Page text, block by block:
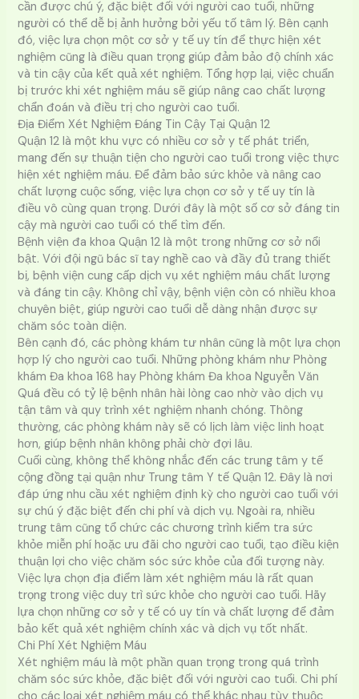
cần được chú ý, đặc biệt đối với người cao tuổi, những
người có thể dễ bị ảnh hưởng bởi yếu tố tâm lý. Bên cạnh
đó, việc lựa chọn một cơ sở y tế uy tín để thực hiện xét
nghiệm cũng là điều quan trọng giúp đảm bảo độ chính xác
và tin cậy của kết quả xét nghiệm. Tổng hợp lại, việc chuẩn
bị trước khi xét nghiệm máu sẽ giúp nâng cao chất lượng
chẩn đoán và điều trị cho người cao tuổi.
Địa Điểm Xét Nghiệm Đáng Tin Cậy Tại Quận 12
Quận 12 là một khu vực có nhiều cơ sở y tế phát triển,
mang đến sự thuận tiện cho người cao tuổi trong việc thực
hiện xét nghiệm máu. Để đảm bảo sức khỏe và nâng cao
chất lượng cuộc sống, việc lựa chọn cơ sở y tế uy tín là
điều vô cùng quan trọng. Dưới đây là một số cơ sở đáng tin
cậy mà người cao tuổi có thể tìm đến.
Bệnh viện đa khoa Quận 12 là một trong những cơ sở nổi
bật. Với đội ngũ bác sĩ tay nghề cao và đầy đủ trang thiết
bị, bệnh viện cung cấp dịch vụ xét nghiệm máu chất lượng
và đáng tin cậy. Không chỉ vậy, bệnh viện còn có nhiều khoa
chuyên biệt, giúp người cao tuổi dễ dàng nhận được sự
chăm sóc toàn diện.
Bên cạnh đó, các phòng khám tư nhân cũng là một lựa chọn
hợp lý cho người cao tuổi. Những phòng khám như Phòng
khám Đa khoa 168 hay Phòng khám Đa khoa Nguyễn Văn
Quá đều có tỷ lệ bệnh nhân hài lòng cao nhờ vào dịch vụ
tận tâm và quy trình xét nghiệm nhanh chóng. Thông
thường, các phòng khám này sẽ có lịch làm việc linh hoạt
hơn, giúp bệnh nhân không phải chờ đợi lâu.
Cuối cùng, không thể không nhắc đến các trung tâm y tế
cộng đồng tại quận như Trung tâm Y tế Quận 12. Đây là nơi
đáp ứng nhu cầu xét nghiệm định kỳ cho người cao tuổi với
sự chú ý đặc biệt đến chi phí và dịch vụ. Ngoài ra, nhiều
trung tâm cũng tổ chức các chương trình kiểm tra sức
khỏe miễn phí hoặc ưu đãi cho người cao tuổi, tạo điều kiện
thuận lợi cho việc chăm sóc sức khỏe của đối tượng này.
Việc lựa chọn địa điểm làm xét nghiệm máu là rất quan
trọng trong việc duy trì sức khỏe cho người cao tuổi. Hãy
lựa chọn những cơ sở y tế có uy tín và chất lượng để đảm
bảo kết quả xét nghiệm chính xác và dịch vụ tốt nhất.
Chi Phí Xét Nghiệm Máu
Xét nghiệm máu là một phần quan trọng trong quá trình
chăm sóc sức khỏe, đặc biệt đối với người cao tuổi. Chi phí
cho các loại xét nghiệm máu có thể khác nhau tùy thuộc